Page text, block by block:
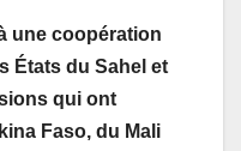
une coopération
États du Sahel et
qui ont
Faso, du Mali